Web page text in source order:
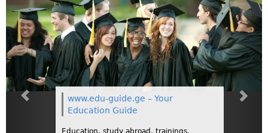
www.edu-guide.ge – Your
Education Guide
Education, study abroad, trainings,